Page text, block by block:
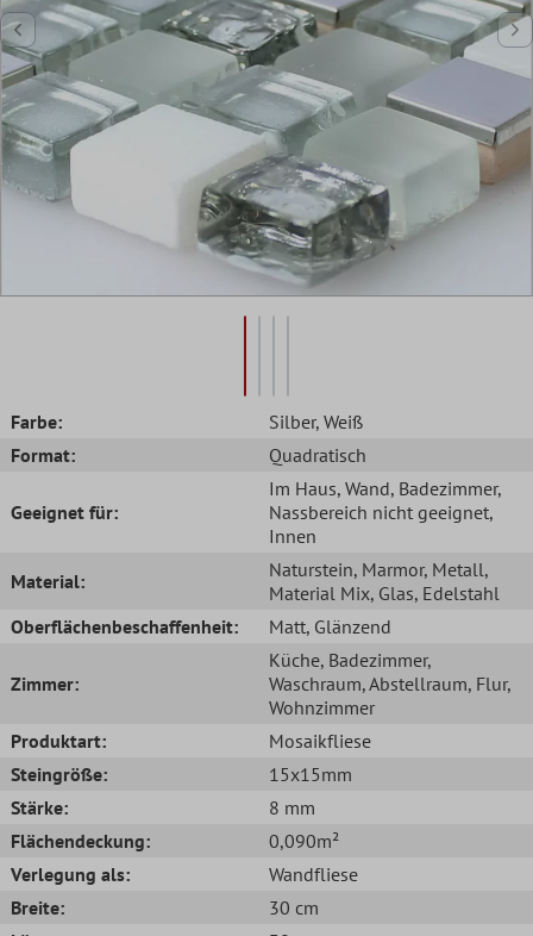
Farbe: Silber, Weiß
Format:
Quadratisch
Geeignet für:
Im Haus, Wand, Badezimmer,
Nassbereich nicht geeignet,
Innen
Material:
Naturstein, Marmor, Metall,
Material Mix, Glas, Edelstahl
Oberflächenbeschaffenheit:
Matt, Glänzend
Zimmer:
Küche, Badezimmer,
Waschraum, Abstellraum, Flur,
Wohnzimmer
Produktart:
Mosaikfliese
Steingröße:
15x15mm
Stärke:
8 mm
Flächendeckung:
0,090m²
Verlegung als:
Wandfliese
Breite:
30 cm